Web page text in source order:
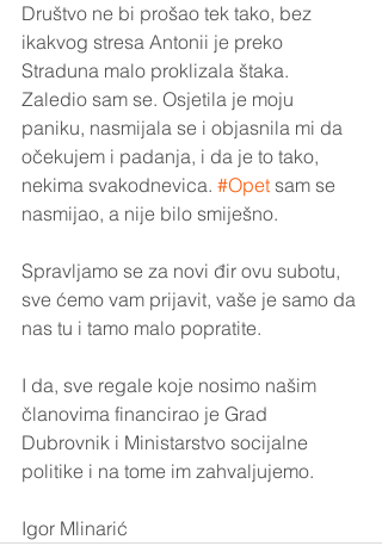
Društvo ne bi prošao tek tako, bez
ikakvog stresa Antonii je preko
Straduna malo proklizala štaka.
Zaledio sam se. Osjetila je moju
paniku, nasmijala se i objasnila mi da
očekujem i padanja, i da je to tako,
nekima svakodnevica. #Opet sam se
nasmijao, a nije bilo smiješno.
Spravljamo se za novi đir ovu subotu,
sve ćemo vam prijavit, vaše je samo da
nas tu i tamo malo popratite.
I da, sve regale koje nosimo našim
članovima financirao je Grad
Dubrovnik i Ministarstvo socijalne
politike i na tome im zahvaljujemo.
Igor Mlinarić